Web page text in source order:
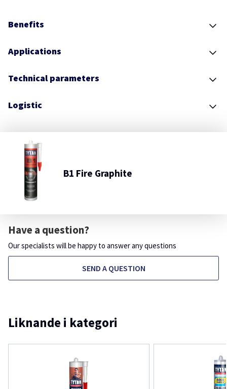
Benefits
Applications
Technical parameters
Logistic
B1 Fire Graphite
Have a question?
Our specialists will be happy to answer any questions
SEND A QUESTION
Liknande i kategori